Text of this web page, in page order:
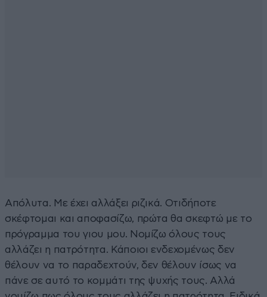
Απόλυτα. Με έχει αλλάξει ριζικά. Οτιδήποτε
σκέφτομαι και αποφασίζω, πρώτα θα σκεφτώ με το
πρόγραμμα του γιου μου. Νομίζω όλους τους
αλλάζει η πατρότητα. Κάποιοι ενδεχομένως δεν
θέλουν να το παραδεχτούν, δεν θέλουν ίσως να
πάνε σε αυτό το κομμάτι της ψυχής τους. Αλλά